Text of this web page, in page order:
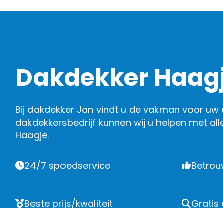
Dakdekker
Bij dakdekker Jan vindt u de vakman voor uw
dakdekkersbedrijf kunnen wij u helpen met
Haagje.
24/7 spoedservice
Beste prijs/kwaliteit Gratis